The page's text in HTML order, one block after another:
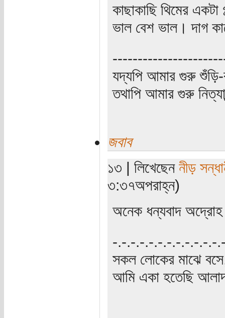
কাছাকাছি থিমের
ভাল বেশ ভাল। দাগ
যদ্যপি আমার গুরু শুঁড়ি-
তথাপি আমার গুরু
জবাব
১৩ | লিখেছেন নীড়
৩:৩৭অপরাহ্ন)
অনেক ধন্যবাদ
‍‌-.-.-.-.-.-.-.-.-.-.-.-
সকল লোকের মাঝে
আমি একা হতেছি